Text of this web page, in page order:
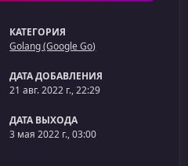
КАТЕГОРИЯ
Golang (Google Go)
ДАТА ДОБАВЛЕНИЯ
21 авг. 2022 г., 22:29
ДАТА ВЫХОДА
3 мая 2022 г., 03:00